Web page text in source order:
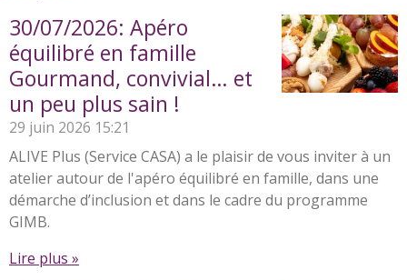
30/07/2026: Apéro
équilibré en famille
Gourmand, convivial… et
un peu plus sain !
29 juin 2026 15:21
ALIVE Plus (Service CASA) a le plaisir de vous inviter à un
atelier autour de l'apéro équilibré en famille, dans une
démarche d’inclusion et dans le cadre du programme
GIMB.
Lire plus »